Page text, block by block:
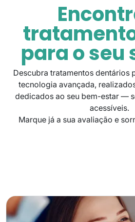
para o seu
Descubra tratamentos dentários
tecnologia avançada,
dedicados ao seu bem-estar —
acessíveis.
Marque já a sua avaliação e